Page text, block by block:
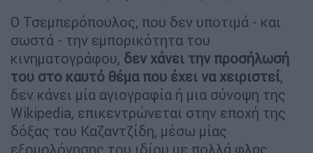
Ο Τσεμπερόπουλος, που δεν υποτιμά - και
σωστά - την εμπορικότητα του
κινηματογράφου, δεν χάνει την προσήλωσή
του στο καυτό θέμα που έχει να χειριστεί,
δεν κάνει μία αγιογραφία ή μια σύνοψη της
Wikipedia, επικεντρώνεται στην εποχή της
δόξας του Καζαντζίδη, μέσω μίας
εξομολόγησης του ιδίου με πολλά φλας